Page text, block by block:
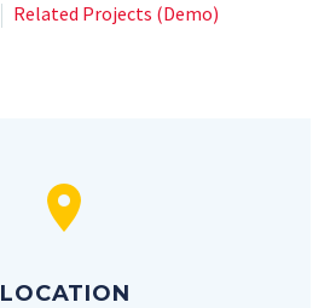
Related Projects (Demo)


LOCATION